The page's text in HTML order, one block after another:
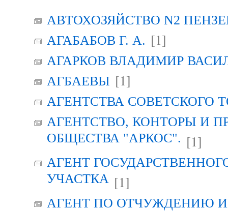
АВТОХОЗЯЙСТВО N2
АГАБАБОВ Г. А. [1]
АГАРКОВ ВЛАДИМИР
АГБАЕВЫ [1]
АГЕНТСТВА СОВЕТСКОГО
АГЕНТСТВО, КОНТОРЫ И
ОБЩЕСТВА "АРКОС". [1]
АГЕНТ
УЧАСТКА [1]
АГЕНТ ПО ОТЧУЖДЕНИЮ